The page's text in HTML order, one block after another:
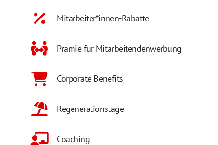
Mitarbeiter*innen-Rabatte
Prämie für Mitarbeitendenwerbung
Corporate Benefits
Regenerationstage
Coaching